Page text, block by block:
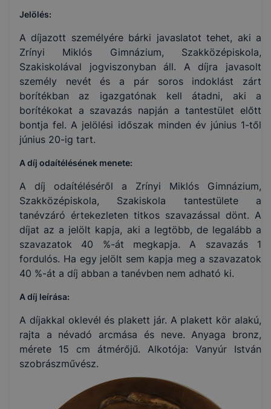
Jelölés:
A díjazott személyére bárki javaslatot tehet, aki a
Zrínyi Miklós Gimnázium, Szakközépiskola,
Szakiskolával jogviszonyban áll. A díjra javasolt
személy nevét és a pár soros indoklást zárt
borítékban az igazgatónak kell átadni, aki a
borítékokat a szavazás napján a tantestület előtt
bontja fel. A jelölési időszak minden év június 1-től
június 20-ig tart.
A díj odaítélésének menete:
A díj odaítéléséről a Zrínyi Miklós Gimnázium,
Szakközépiskola, Szakiskola tantestülete a
tanévzáró értekezleten titkos szavazással dönt. A
díjat az a jelölt kapja, aki a legtöbb, de legalább a
szavazatok 40 %-át megkapja. A szavazás 1
fordulós. Ha egy jelölt sem kapja meg a szavazatok
40 %-át a díj abban a tanévben nem adható ki.
A díj leírása:
A díjakkal oklevél és plakett jár. A plakett kör alakú,
rajta a névadó arcmása és neve. Anyaga bronz,
mérete 15 cm átmérőjű. Alkotója: Vanyúr István
szobrászművész.